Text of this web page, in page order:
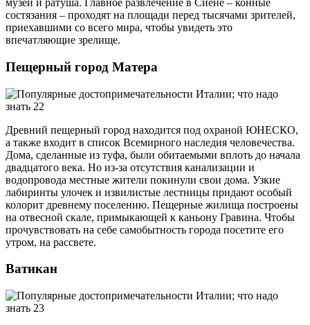
музей и ратуша. Главное развлечение в Сиене – конные
состязания – проходят на площади перед тысячами зрителей,
приехавшими со всего мира, чтобы увидеть это
впечатляющие зрелище.
Пещерный город Матера
Древний пещерный город находится под охраной ЮНЕСКО,
а также входит в список Всемирного наследия человечества.
Дома, сделанные из туфа, были обитаемыми вплоть до начала
двадцатого века. Но из-за отсутствия канализации и
водопровода местные жители покинули свои дома. Узкие
лабиринты улочек и извилистые лестницы придают особый
колорит древнему поселению. Пещерные жилища построены
на отвесной скале, примыкающей к каньону Гравина. Чтобы
прочувствовать на себе самобытность города посетите его
утром, на рассвете.
Ватикан